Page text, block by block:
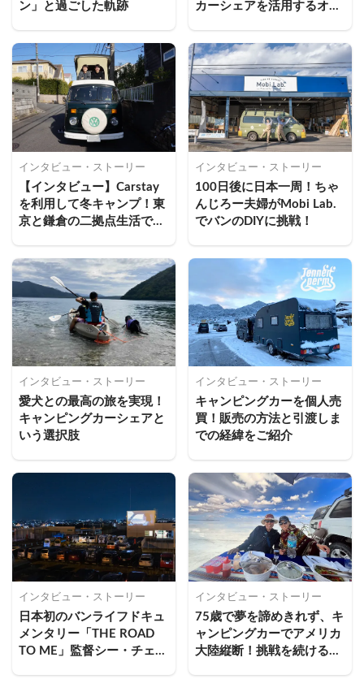
ン」と過ごした軌跡
カーシェアを活用するオー
インタビュー・ストーリー
【インタビュー】Carstay
を利用して冬キャンプ！東
京と鎌倉の二拠点生活で目
インタビュー・ストーリー
100日後に日本一周！ちゃ
んじろー夫婦がMobi Lab.
でバンのDIYに挑戦！
インタビュー・ストーリー
愛犬との最高の旅を実現！
キャンピングカーシェアと
いう選択肢
インタビュー・ストーリー
キャンピングカーを個人売
買！販売の方法と引渡しま
での経緯をご紹介
インタビュー・ストーリー
日本初のバンライフドキュ
メンタリー「THE ROAD
TO ME」監督シー・チェン
インタビュー・ストーリー
75歳で夢を諦めきれず、キ
ャンピングカーでアメリカ
大陸縦断！挑戦を続けるパ